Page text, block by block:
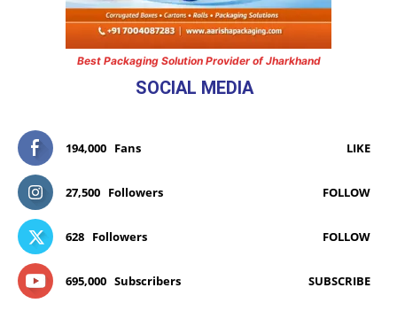
Best Packaging Solution Provider of Jharkhand
SOCIAL MEDIA
194,000 Fans LIKE
27,500 Followers FOLLOW
628 Followers FOLLOW
695,000 Subscribers SUBSCRIBE